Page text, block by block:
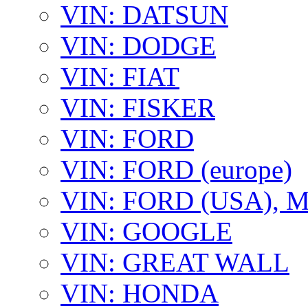
VIN: DATSUN
VIN: DODGE
VIN: FIAT
VIN: FISKER
VIN: FORD
VIN: FORD (europe)
VIN: FORD (USA),
VIN: GOOGLE
VIN: GREAT WALL
VIN: HONDA